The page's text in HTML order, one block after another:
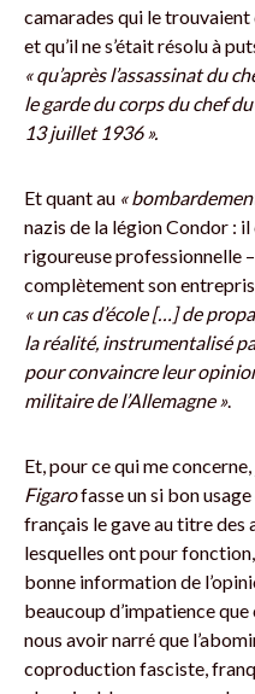
camarades qui le
et qu’il ne s’était résolu à
« qu’après l’assassinat du
le garde du corps du chef
13 juillet 1936 ».
Et quant au «
nazis de la légion Condor :
rigoureuse professionnelle –
complètement son
« un cas d’école […] de
la réalité, instrumentalisé
pour convaincre leur
militaire de l’Allemagne ».
Et, pour ce qui me
Figarofasse un si bon
français le gave au titre des
lesquelles ont pour
bonne information de
beaucoup d’impatience
nous avoir narré que
coproduction fasciste,